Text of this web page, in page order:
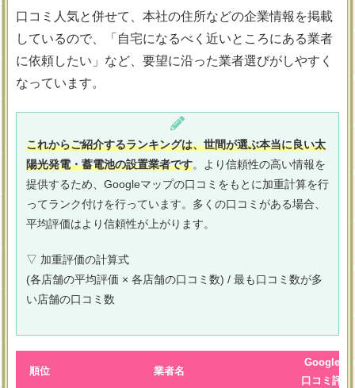
口コミ人気と併せて、本社の住所などの企業情報を掲載
しているので、「自宅になるべく近いところにある業者
に依頼したい」など、要望に沿った業者選びがしやすく
なっています。
これからご紹介するランキングは、世間が選ぶ本当に良い太
陽光発電・蓄電池の設置業者です。より信頼性の高い情報を
提供するため、Googleマップの口コミをもとに加重計算を行
ってランク付けを行っています。多くの口コミがある場合、
平均評価はより信頼性が上がります。
▽ 加重評価の計算式
(各店舗の平均評価 × 各店舗の口コミ数) / 最も口コミ数が多
い店舗の口コミ数
順位 業者名
Googleの
口コミ評価